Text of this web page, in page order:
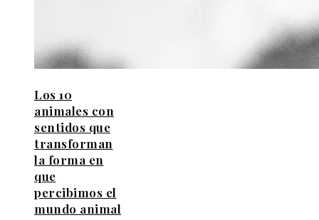
Los 10
animales con
sentidos que
transforman
la forma en
que
percibimos el
mundo animal